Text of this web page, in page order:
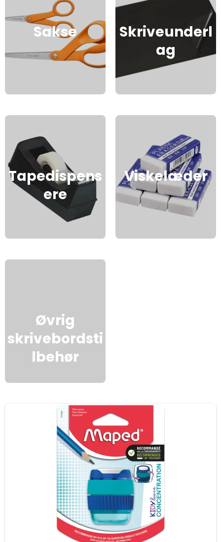
Sakse
Skriveunderl
ag
Tapedispens
ere
Viskelæder
Øvrig
skrivebordsti
lbehør